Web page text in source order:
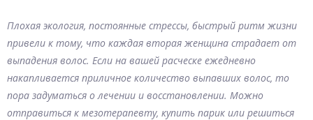
Плохая экология, постоянные стрессы, быстрый ритм жизни
привели к тому, что каждая вторая женщина страдает от
выпадения волос. Если на вашей расческе ежедневно
накапливается приличное количество выпавших волос, то
пора задуматься о лечении и восстановлении. Можно
отправиться к мезотерапевту, купить парик или решиться